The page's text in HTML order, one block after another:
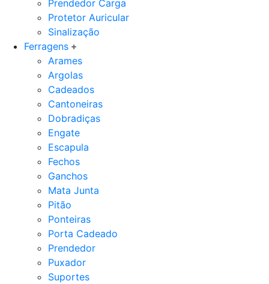
Prendedor Carga
Protetor Auricular
Sinalização
Ferragens
Arames
Argolas
Cadeados
Cantoneiras
Dobradiças
Engate
Escapula
Fechos
Ganchos
Mata Junta
Pitão
Ponteiras
Porta Cadeado
Prendedor
Puxador
Suportes